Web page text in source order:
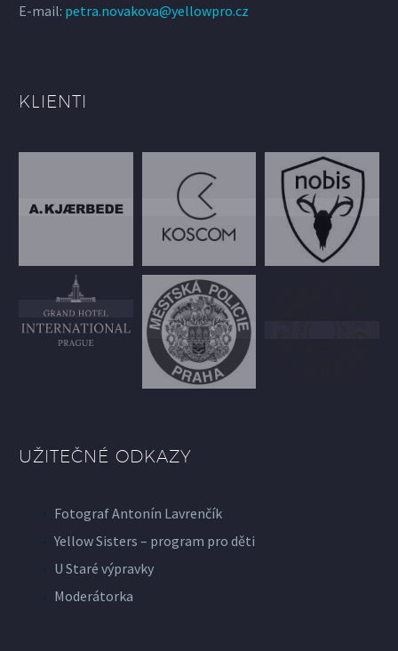
E-mail: petra.novakova@yellowpro.cz
KLIENTI
UŽITEČNÉ ODKAZY
Fotograf Antonín Lavrenčík
Yellow Sisters – program pro děti
U Staré výpravky
Moderátorka